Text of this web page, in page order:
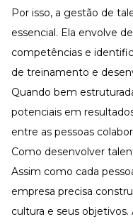
Ferramentas e
Infográfico
Conteúdo prático e
Materiais
Lives
Newsletters
Por isso, a gestão de
essencial. Ela envolve
competências e
de treinamento e
Quando bem
potenciais em
entre as pessoas
Como desenvolver
Assim como cada
empresa precisa
cultura e seus